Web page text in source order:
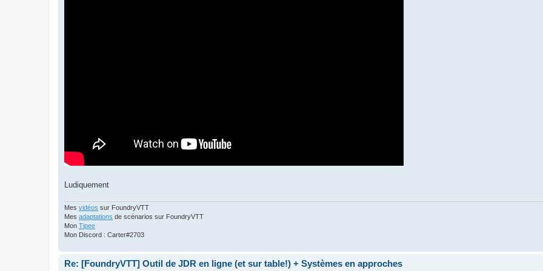
Ludiquement
Mes vidéos sur FoundryVTT
Mes adaptations de scénarios sur FoundryVTT
Mon Tipee
Mon Discord : Carter#2703
Re: [FoundryVTT] Outil de JDR en ligne (et sur table!) + Systèmes en approches